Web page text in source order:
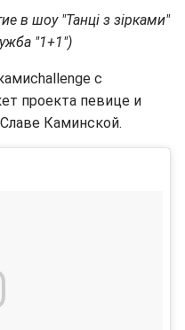
в шоу "Танці з зірками"
"1+1")
с
проекта певице и
Каминской.